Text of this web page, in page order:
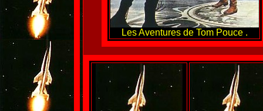
Les Aventures de Tom Pouce .